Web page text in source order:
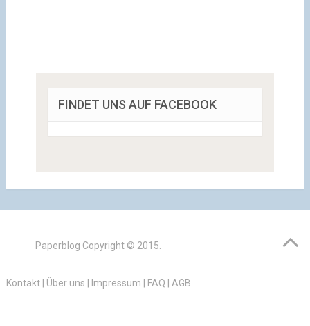
FINDET UNS AUF FACEBOOK
Paperblog Copyright © 2015.
Kontakt| Über uns Impressum FAQ AGB